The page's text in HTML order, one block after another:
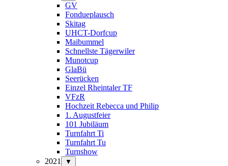
GV
Fondueplausch
Skitag
UHCT-Dorfcup
Maibummel
Schnellste Tägerwiler
Munotcup
GlaBü
Seerücken
Einzel Rheintaler TF
VFzR
Hochzeit Rebecca und Philip
1. Augustfeier
101 Jubiläum
Turnfahrt Ti
Turnfahrt Tu
Turnshow
2021
▼